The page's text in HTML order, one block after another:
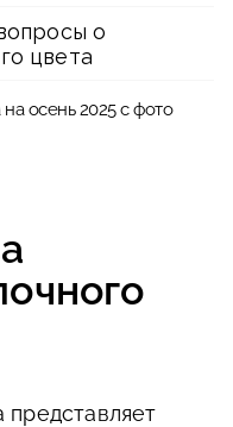
о
цвета
осень 2025 с фото